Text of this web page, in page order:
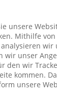
unsere
Mithilfe
wir unser
den wir
kommen.
unsere